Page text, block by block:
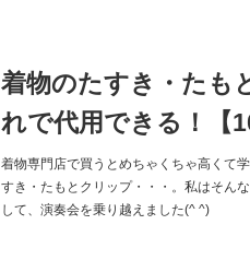
着物のたすき・たも
れで代用できる！【
着物専門店で買うとめちゃくちゃ高くて
すき・たもとクリップ・・・。私はそん
して、演奏会を乗り越えました(^ ^)